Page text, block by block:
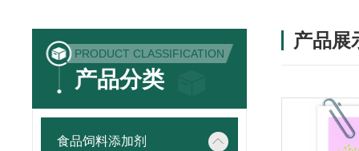
PRODUCT CLASSIFICATION
产品分类
食品饲料添加剂
产品展